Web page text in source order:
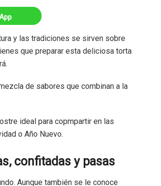
y las tradiciones se sirven sobre
que preparar esta deliciosa torta
de sabores que combinan a la
ideal para copmpartir en las
o Año Nuevo.
confitadas y pasas
Aunque también se le conoce